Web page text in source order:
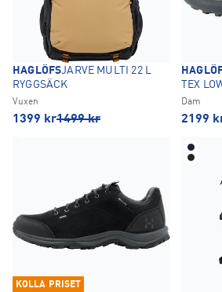
HAGLÖFSJARVE MULTI 22 L
RYGGSÄCK
Vuxen
1399 kr1499 kr
TEX
Dam
2199
KOLLA PRISET